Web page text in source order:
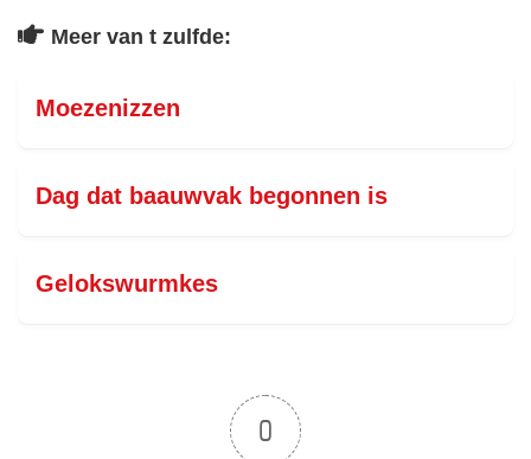
Meer van t zulfde:
Moezenizzen
Dag dat baauwvak begonnen is
Gelokswurmkes
0